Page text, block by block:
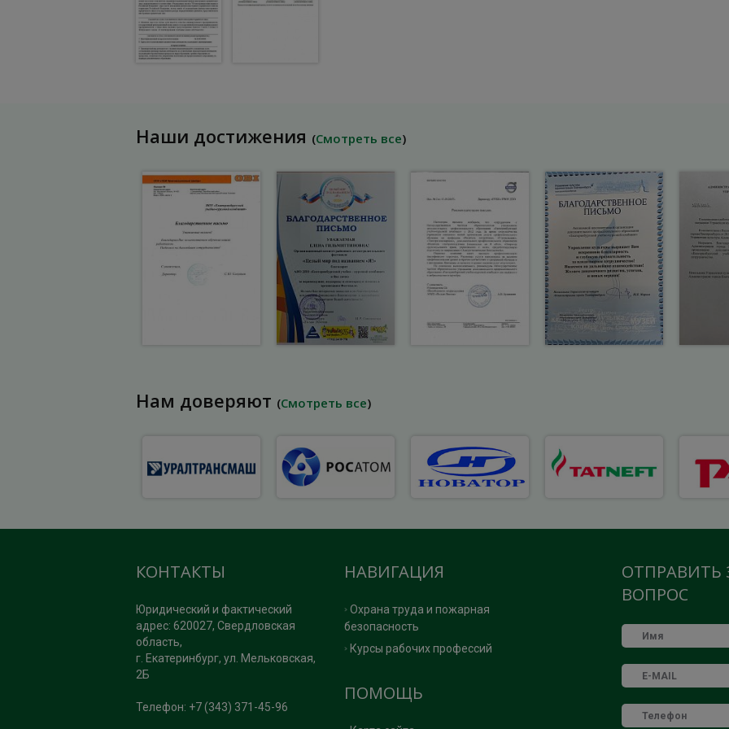
Наши достижения (Смотреть все)
Нам доверяют (Смотреть все)
ОТПРАВИТЬ
ВОПРОС
НАВИГАЦИЯ
Охрана труда и пожарная
безопасность
Курсы рабочих профессий
ПОМОЩЬ
КОНТАКТЫ
Юридический и фактический
адрес: 620027, Свердловская
область,
г. Екатеринбург, ул. Мельковская,
2Б
Телефон: +7 (343) 371-45-96